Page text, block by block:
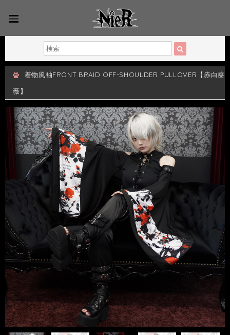
着物風袖FRONT BRAID OFF-SHOULDER PULLOVER【赤白薔
薇】